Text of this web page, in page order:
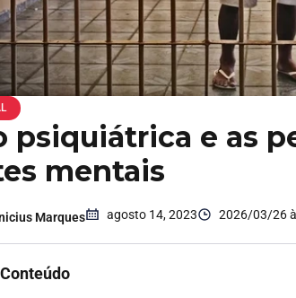
psiquiátrica e as
mentais
Marques agosto 14, 2023 2026/03/26